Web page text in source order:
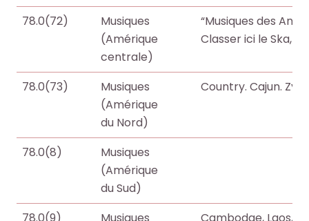
78.0(72)
Musiques
(Amérique
centrale)
“Musiques des
Classer ici le Ska,
78.0(73)
Musiques
(Amérique
du Nord)
Country. Cajun.
78.0(8)
Musiques
(Amérique
du Sud)